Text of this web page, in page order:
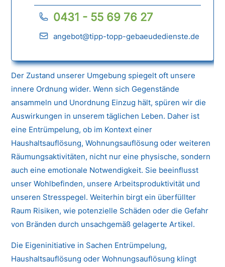
0431 - 55 69 76 27
angebot@tipp-topp-gebaeudedienste.de
Der Zustand unserer Umgebung spiegelt oft unsere
innere Ordnung wider. Wenn sich Gegenstände
ansammeln und Unordnung Einzug hält, spüren wir die
Auswirkungen in unserem täglichen Leben. Daher ist
eine Entrümpelung, ob im Kontext einer
Haushaltsauflösung, Wohnungsauflösung oder weiteren
Räumungsaktivitäten, nicht nur eine physische, sondern
auch eine emotionale Notwendigkeit. Sie beeinflusst
unser Wohlbefinden, unsere Arbeitsproduktivität und
unseren Stresspegel. Weiterhin birgt ein überfüllter
Raum Risiken, wie potenzielle Schäden oder die Gefahr
von Bränden durch unsachgemäß gelagerte Artikel.
Die Eigeninitiative in Sachen Entrümpelung,
Haushaltsauflösung oder Wohnungsauflösung klingt